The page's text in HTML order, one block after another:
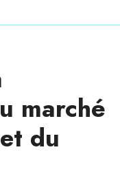
marché
du